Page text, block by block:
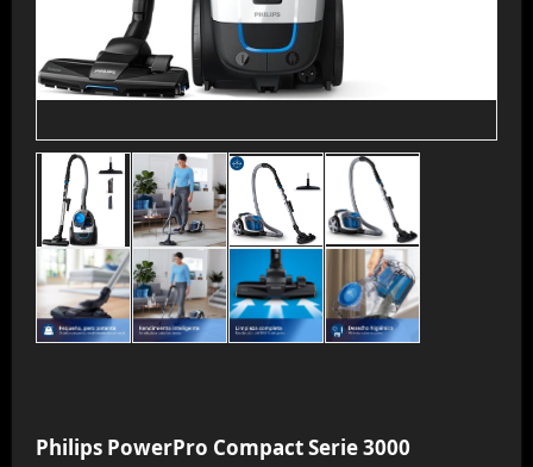
Philips PowerPro Compact Serie 3000